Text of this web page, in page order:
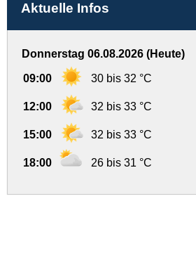
Aktuelle Infos
Donnerstag 06.08.2026 (Heute)
09:00 30 bis 32 °C
12:00 32 bis 33 °C
15:00 32 bis 33 °C
18:00 26 bis 31 °C